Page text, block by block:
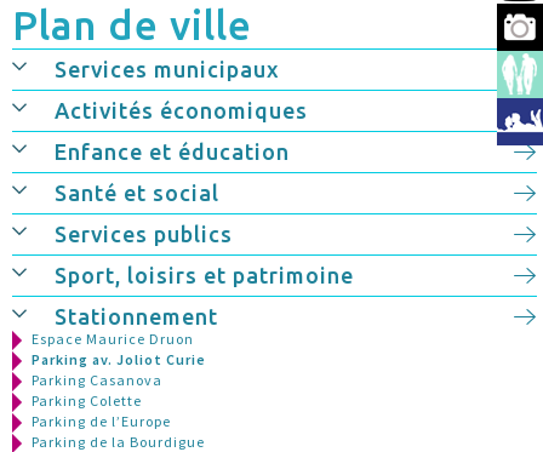
Plan de ville
Services municipaux
Activités économiques
Enfance et éducation
Santé et social
Services publics
Sport, loisirs et patrimoine
Stationnement
Espace Maurice Druon
Parking av. Joliot Curie
Parking Casanova
Parking Colette
Parking de l’Europe
Parking de la Bourdigue